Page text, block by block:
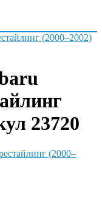
(2000–2002)
23720